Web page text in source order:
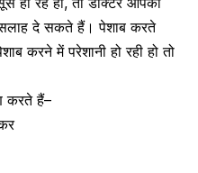
दे सकते हैं। पेशाब करते
करने में परेशानी हो रही हो तो
करते हैं–